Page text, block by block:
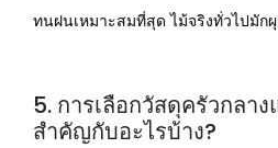
ทนฝนเหมาะสมที่สุด ไม้จริงทั่วไปมัก
5. การเลือกวัสดุครัวกลา
สำคัญกับอะไรบ้าง?